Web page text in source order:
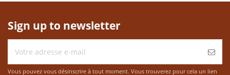
Sign up to newsletter
Vous pouvez vous désinscrire à tout moment. Vous trouverez pour cela un lien